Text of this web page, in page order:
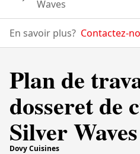
Waves
En savoir plus? Contactez-
Plan de
dosseret de
Silver Waves
Dovy Cuisines